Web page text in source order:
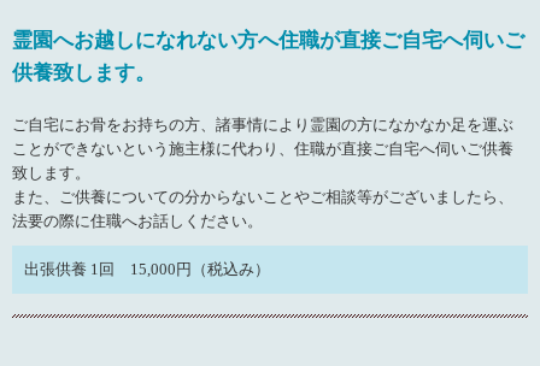
霊園へお越しになれない方へ住職が直接ご自宅へ伺いご
供養致します。
ご自宅にお骨をお持ちの方、諸事情により霊園の方になかなか足を運ぶ
ことができないという施主様に代わり、住職が直接ご自宅へ伺いご供養
致します。
また、ご供養についての分からないことやご相談等がございましたら、
法要の際に住職へお話しください。
出張供養 1回 15,000円（税込み）